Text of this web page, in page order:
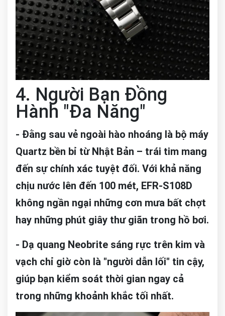
4. Người Bạn Đồng
Hành "Đa Năng"
- Đằng sau vẻ ngoài hào nhoáng là bộ máy
Quartz bền bỉ từ Nhật Bản – trái tim mang
đến sự chính xác tuyệt đối. Với khả năng
chịu nước lên đến 100 mét, EFR-S108D
không ngần ngại những cơn mưa bất chợt
hay những phút giây thư giãn trong hồ bơi.
- Dạ quang Neobrite sáng rực trên kim và
vạch chỉ giờ còn là "người dẫn lối" tin cậy,
giúp bạn kiểm soát thời gian ngay cả
trong những khoảnh khắc tối nhất.